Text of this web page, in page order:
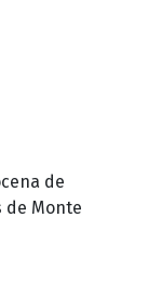
de
de Monte